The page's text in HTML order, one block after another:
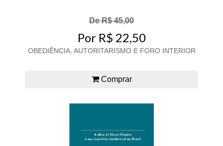
De R$ 45,00
Por R$ 22,50
OBEDIÊNCIA, AUTORITARISMO E FORO INTERIOR
Comprar